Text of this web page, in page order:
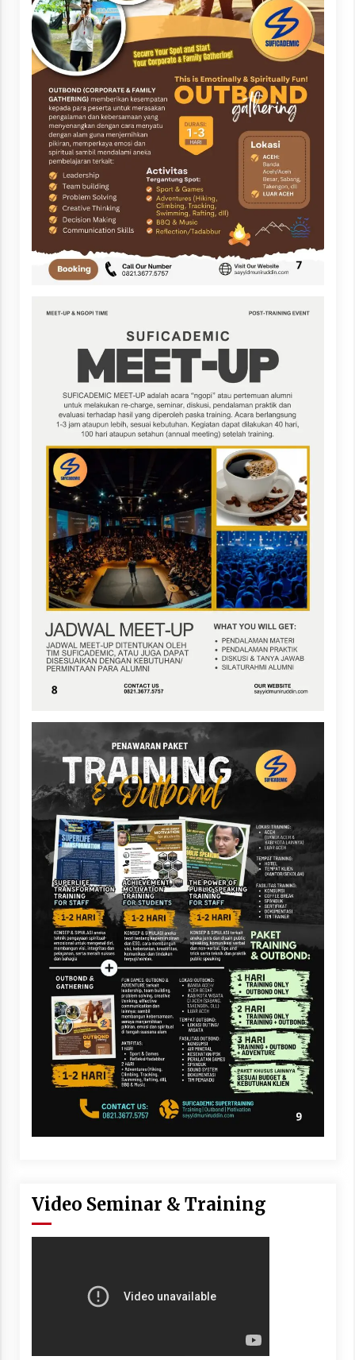
Video Seminar & Training